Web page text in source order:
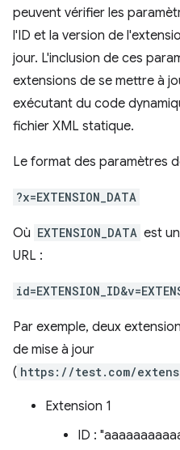
peuvent vérifier les
l'ID et la version de
jour. L'inclusion de ces
extensions de se mettre à
exécutant du code
fichier XML statique.
Le format des paramètres
?x=EXTENSION_DATA
Où EXTENSION_DATA est
URL :
Par exemple, deux
de mise à jour
( https://test.com/
Extension 1
ID :